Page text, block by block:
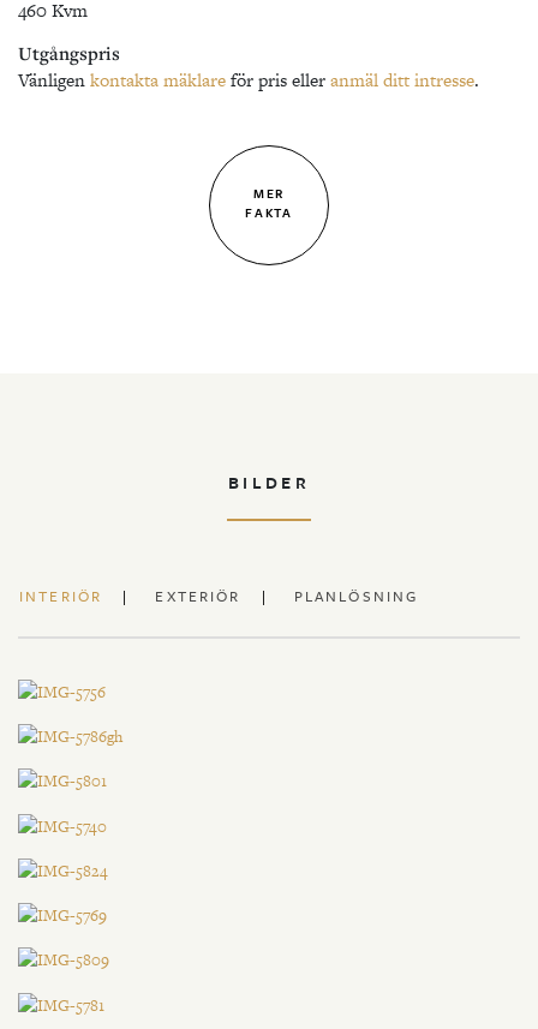
460 Kvm
Utgångspris
Vänligenkontakta mäklareför pris elleranmäl ditt intresse.
MER
FAKTA
BILDER
INTERIÖR EXTERIÖR PLANLÖSNING